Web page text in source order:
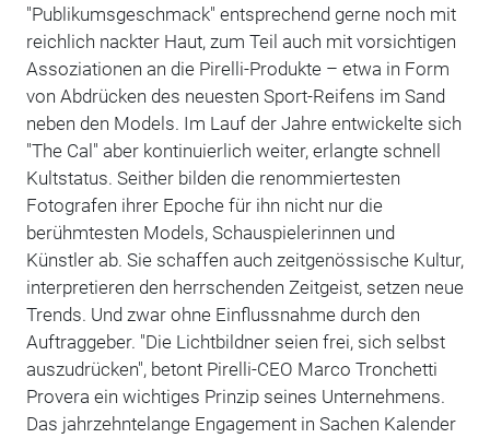
"Publikumsgeschmack" entsprechend gerne noch mit
reichlich nackter Haut, zum Teil auch mit vorsichtigen
Assoziationen an die Pirelli-Produkte – etwa in Form
von Abdrücken des neuesten Sport-Reifens im Sand
neben den Models. Im Lauf der Jahre entwickelte sich
"The Cal" aber kontinuierlich weiter, erlangte schnell
Kultstatus. Seither bilden die renommiertesten
Fotografen ihrer Epoche für ihn nicht nur die
berühmtesten Models, Schauspielerinnen und
Künstler ab. Sie schaffen auch zeitgenössische Kultur,
interpretieren den herrschenden Zeitgeist, setzen neue
Trends. Und zwar ohne Einflussnahme durch den
Auftraggeber. "Die Lichtbildner seien frei, sich selbst
auszudrücken", betont Pirelli-CEO Marco Tronchetti
Provera ein wichtiges Prinzip seines Unternehmens.
Das jahrzehntelange Engagement in Sachen Kalender